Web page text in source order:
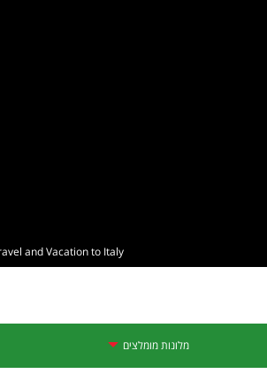
and Vacation to Italy
מלונות מומלצים